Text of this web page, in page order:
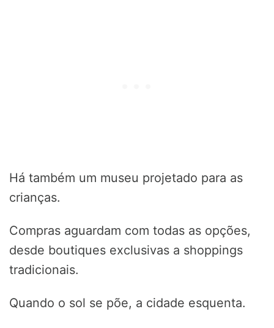
Há também um museu projetado para as
crianças.
Compras aguardam com todas as opções,
desde boutiques exclusivas a shoppings
tradicionais.
Quando o sol se põe, a cidade esquenta.